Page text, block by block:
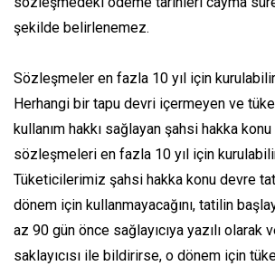
şekilde belirlenemez.
Sözleşmeler en fazla 10 yıl için kurulabilir
Herhangi bir tapu devri içermeyen ve
kullanım hakkı sağlayan şahsi hakka
sözleşmeleri en fazla 10 yıl için
Tüketicilerimiz şahsi hakka konu devre
dönem için kullanmayacağını, tatilin
az 90 gün önce sağlayıcıya yazılı olarak
saklayıcısı ile bildirirse, o dönem için